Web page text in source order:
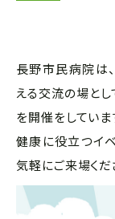
長野市民病院は
える交流の場と
を開催をしていま
健康に役立つイ
気軽にご来場くだ